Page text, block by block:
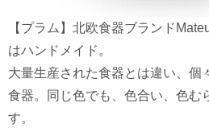
【プラム】北欧食器ブランド
はハンドメイド。
大量生産された食器とは違い、個
食器。同じ色でも、色合い、色む
す。